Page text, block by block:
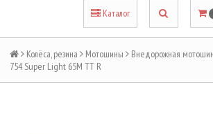
Каталог
Колёса, резина Мотошины
Внедорожная
754 Super Light 65M TT R